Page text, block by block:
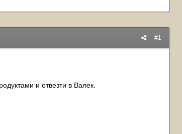
#1
и отвезти в Валек.